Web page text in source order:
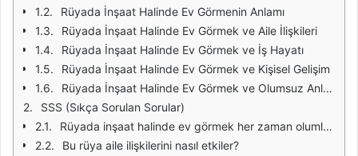
Rüyada İnşaat Halinde Ev Görmenin Anlamı
Rüyada İnşaat Halinde Ev Görmek ve Aile İlişkileri
Rüyada İnşaat Halinde Ev Görmek ve İş Hayatı
Rüyada İnşaat Halinde Ev Görmek ve Kişisel Gelişim
Rüyada İnşaat Halinde Ev Görmek ve Olumsuz Anlamlar
SSS (Sıkça Sorulan Sorular)
Rüyada inşaat halinde ev görmek her zaman olumlu mu?
Bu rüya aile ilişkilerini nasıl etkiler?